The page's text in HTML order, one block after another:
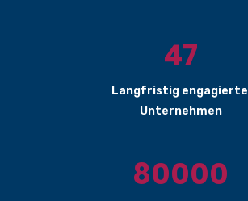
47
Langfristig engagierte
Unternehmen
80000